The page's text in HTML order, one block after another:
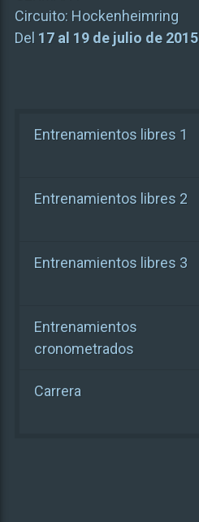
Circuito: Hockenheimring
Del 17 al 19 de julio de 2015
Entrenamientos libres 1
Entrenamientos libres 2
Entrenamientos libres 3
Entrenamientos
cronometrados
Carrera